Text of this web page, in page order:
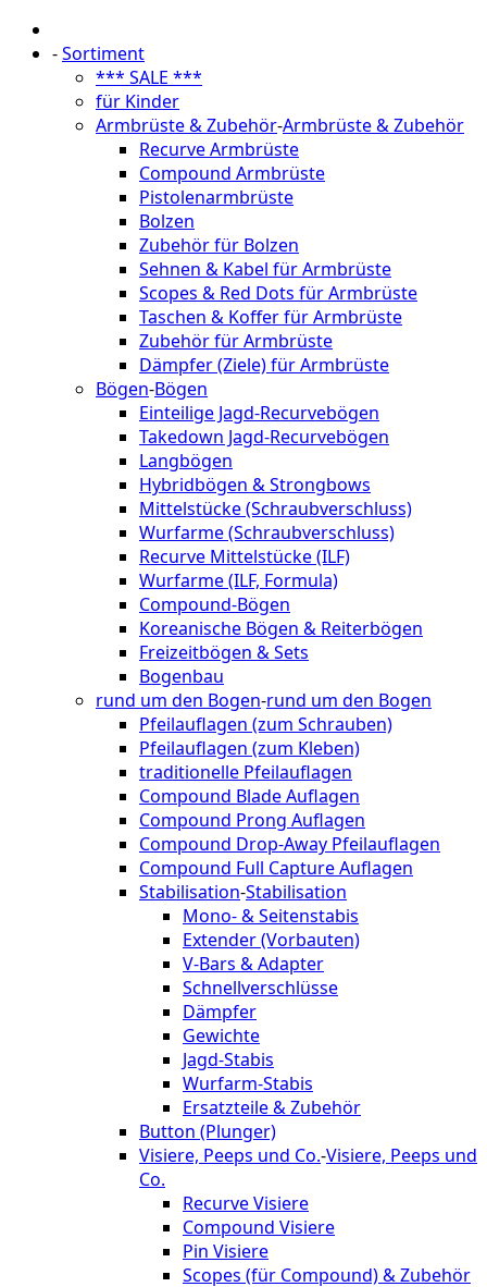
-Sortiment
*** SALE ***
für Kinder
Armbrüste & Zubehör-Armbrüste & Zubehör
Recurve Armbrüste
Compound Armbrüste
Pistolenarmbrüste
Bolzen
Zubehör für Bolzen
Sehnen & Kabel für Armbrüste
Scopes & Red Dots für Armbrüste
Taschen & Koffer für Armbrüste
Zubehör für Armbrüste
Dämpfer (Ziele) für Armbrüste
Bögen-Bögen
Einteilige Jagd-Recurvebögen
Takedown Jagd-Recurvebögen
Langbögen
Hybridbögen & Strongbows
Mittelstücke (Schraubverschluss)
Wurfarme (Schraubverschluss)
Recurve Mittelstücke (ILF)
Wurfarme (ILF, Formula)
Compound-Bögen
Koreanische Bögen & Reiterbögen
Freizeitbögen & Sets
Bogenbau
rund um den Bogen-rund um den Bogen
Pfeilauflagen (zum Schrauben)
Pfeilauflagen (zum Kleben)
traditionelle Pfeilauflagen
Compound Blade Auflagen
Compound Prong Auflagen
Compound Drop-Away Pfeilauflagen
Compound Full Capture Auflagen
Stabilisation-Stabilisation
Mono- & Seitenstabis
Extender (Vorbauten)
V-Bars & Adapter
Schnellverschlüsse
Dämpfer
Gewichte
Jagd-Stabis
Wurfarm-Stabis
Ersatzteile & Zubehör
Button (Plunger)
Visiere, Peeps und Co.-Visiere, Peeps und
Co.
Recurve Visiere
Compound Visiere
Pin Visiere
Scopes (für Compound) & Zubehör